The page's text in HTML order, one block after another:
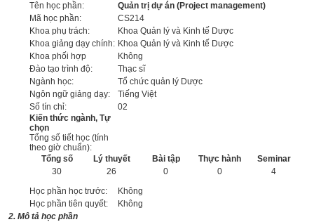
Tên học phần:
Quản trị dự án (Project management)
Mã học phần:
CS214
Khoa phụ trách:
Khoa Quản lý và Kinh tế Dược
Khoa giảng dạy chính: Khoa Quản lý và Kinh tế Dược
Khoa phối hợp
Không
Đào tạo trình độ:
Thạc sĩ
Ngành học:
Tổ chức quản lý Dược
Ngôn ngữ giảng dạy:
Tiếng Việt
Số tín chỉ:
02
Kiến thức ngành, Tự
chọn
Tổng số tiết học (tính
theo giờ chuẩn):
Tổng số
Lý thuyết Bài tập Thực hành
Seminar
30
26 0 0
4
Học phần học trước:
Không
Học phần tiên quyết:
Không
2. Mô tả học phần